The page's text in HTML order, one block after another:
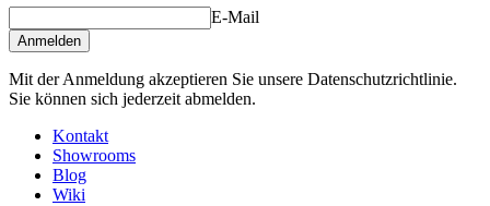
E-Mail
Anmelden
Mit der Anmeldung akzeptieren Sie unsere Datenschutzrichtlinie.
Sie können sich jederzeit abmelden.
Kontakt
Showrooms
Blog
Wiki